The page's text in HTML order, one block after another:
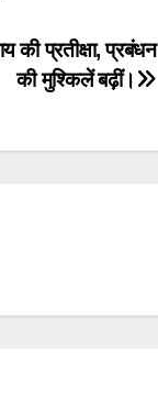
की प्रतीक्षा, प्रबंधन
की मुश्किलें बढ़ीं।